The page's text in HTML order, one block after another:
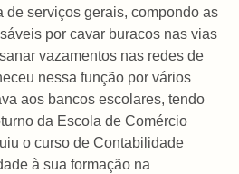
de serviços gerais, compondo as
por cavar buracos nas vias
vazamentos nas redes de
nessa função por vários
aos bancos escolares, tendo
da Escola de Comércio
o curso de Contabilidade
à sua formação na